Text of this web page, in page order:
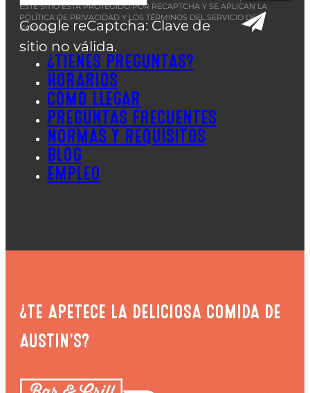
Google reCaptcha: Clave de
sitio no válida.
ESTE SITIO ESTÁ PROTEGIDO POR RECAPTCHA Y SE APLICAN LA
POLÍTICA DE PRIVACIDAD Y LOS TÉRMINOS DEL SERVICIO DE
GOOGLE.
¿TIENES PREGUNTAS?
HORARIOS
CÓMO LLEGAR
PREGUNTAS FRECUENTES
NORMAS Y REQUISITOS
BLOG
EMPLEO
¿TE APETECE LA DELICIOSA COMIDA DE
AUSTIN'S?